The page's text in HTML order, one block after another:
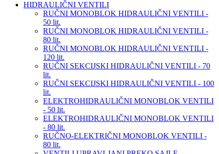
HIDRAULIČNI VENTILI
RUČNI MONOBLOK HIDRAULIČNI VENTILI -
50 lit.
RUČNI MONOBLOK HIDRAULIČNI VENTILI -
80 lit.
RUČNI MONOBLOK HIDRAULIČNI VENTILI -
120 lit.
RUČNI SEKCIJSKI HIDRAULIČNI VENTILI - 70
lit.
RUČNI SEKCIJSKI HIDRAULIČNI VENTILI - 100
lit.
ELEKTROHIDRAULIČNI MONOBLOK VENTILI
- 50 lit.
ELEKTROHIDRAULIČNI MONOBLOK VENTILI
- 80 lit.
RUČNO-ELEKTRIČNI MONOBLOK VENTILI -
80 lit.